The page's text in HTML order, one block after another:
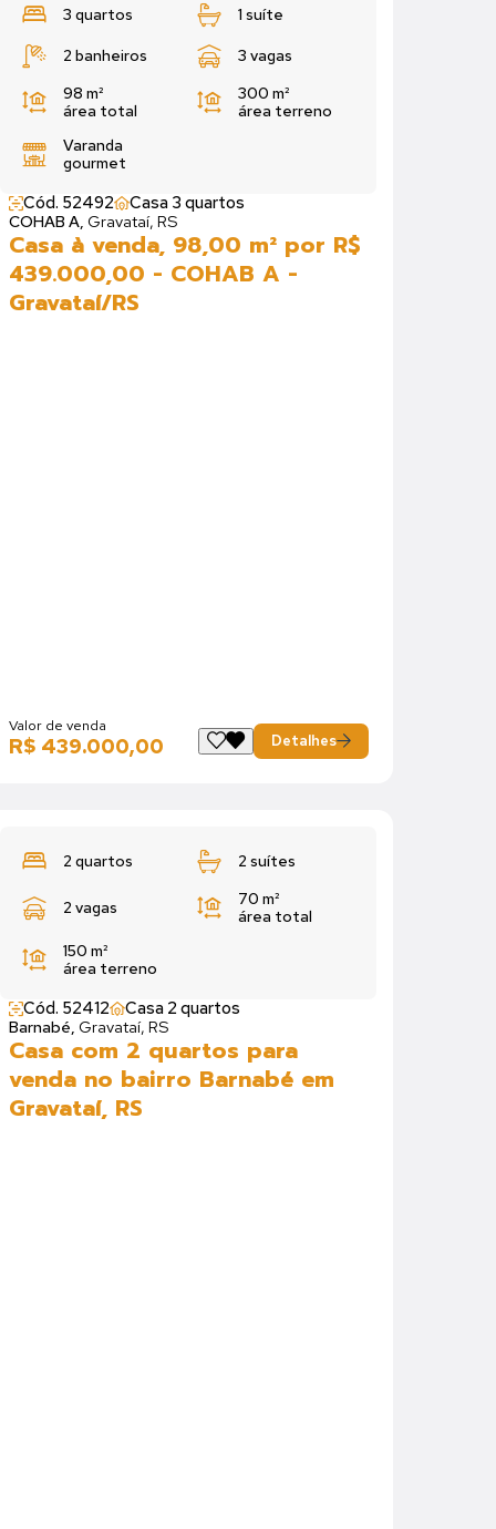
3 quartos 1 suíte
2 banheiros
3 vagas
98 m²
área total
300 m²
área terreno
Varanda
gourmet
Cód. 52492 Casa 3 quartos
COHAB A, Gravataí, RS
Casa à venda, 98,00 m² por R$
439.000,00 - COHAB A -
Gravataí/RS
Valor de venda
R$ 439.000,00 Detalhes
2 quartos 2 suítes
2 vagas
70 m²
área total
150 m²
área terreno
Cód. 52412 Casa 2 quartos
Barnabé, Gravataí, RS
Casa com 2 quartos para
venda no bairro Barnabé em
Gravataí, RS